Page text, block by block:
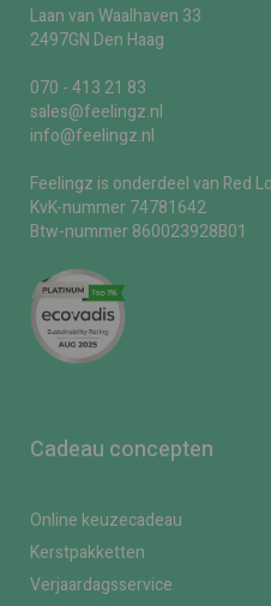
Laan van Waalhaven 33
2497GN Den Haag
070 - 413 21 83
sales@feelingz.nl
info@feelingz.nl
Feelingz is onderdeel van Red
KvK-nummer 74781642
Btw-nummer 860023928B01
Cadeau concepten
Online keuzecadeau
Kerstpakketten
Verjaardagsservice